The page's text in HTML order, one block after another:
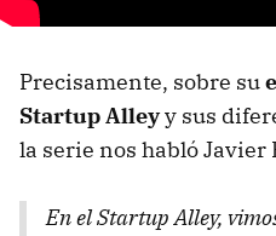
Precisamente, sobre su
Startup Alleyy sus
la serie nos habló Javier
En el Startup Alley,